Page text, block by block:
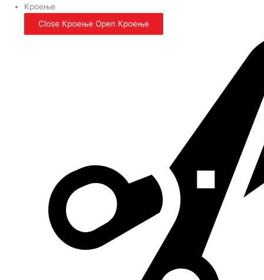
Кроење
Close Кроење Open Кроење